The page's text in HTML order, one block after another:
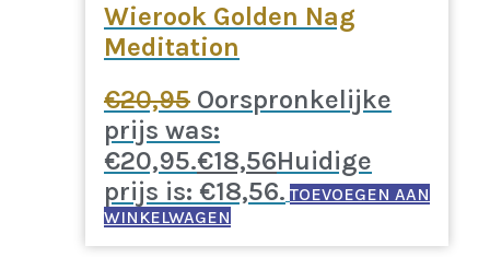
Wierook Golden Nag
Meditation
€20,95 Oorspronkelijke
prijs was:
€20,95.€18,56Huidige
prijs is: €18,56. TOEVOEGEN AAN
WINKELWAGEN